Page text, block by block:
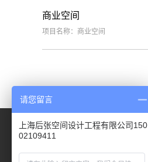
商业空间
项目名称：商业空间
网站首页
请您留言
上海后张空间设计工程有限公司150
02109411